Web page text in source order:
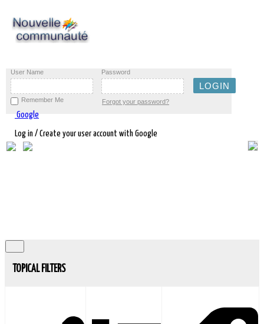
User Name Password
Remember Me Forgot your password?
Google
Log in / Create your user account with Google
TOPICAL FILTERS